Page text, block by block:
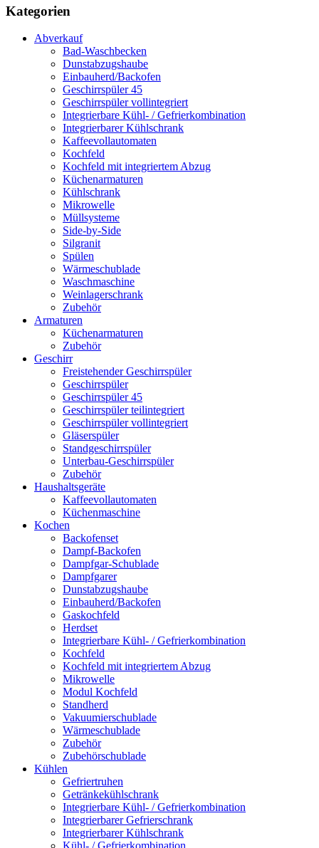
Kategorien
Abverkauf
Bad-Waschbecken
Dunstabzugshaube
Einbauherd/Backofen
Geschirrspüler 45
Geschirrspüler vollintegriert
Integrierbare Kühl- / Gefrierkombination
Integrierbarer Kühlschrank
Kaffeevollautomaten
Kochfeld
Kochfeld mit integriertem Abzug
Küchenarmaturen
Kühlschrank
Mikrowelle
Müllsysteme
Side-by-Side
Silgranit
Spülen
Wärmeschublade
Waschmaschine
Weinlagerschrank
Zubehör
Armaturen
Küchenarmaturen
Zubehör
Geschirr
Freistehender Geschirrspüler
Geschirrspüler
Geschirrspüler 45
Geschirrspüler teilintegriert
Geschirrspüler vollintegriert
Gläserspüler
Standgeschirrspüler
Unterbau-Geschirrspüler
Zubehör
Haushaltsgeräte
Kaffeevollautomaten
Küchenmaschine
Kochen
Backofenset
Dampf-Backofen
Dampfgar-Schublade
Dampfgarer
Dunstabzugshaube
Einbauherd/Backofen
Gaskochfeld
Herdset
Integrierbare Kühl- / Gefrierkombination
Kochfeld
Kochfeld mit integriertem Abzug
Mikrowelle
Modul Kochfeld
Standherd
Vakuumierschublade
Wärmeschublade
Zubehör
Zubehörschublade
Kühlen
Gefriertruhen
Getränkekühlschrank
Integrierbare Kühl- / Gefrierkombination
Integrierbarer Gefrierschrank
Integrierbarer Kühlschrank